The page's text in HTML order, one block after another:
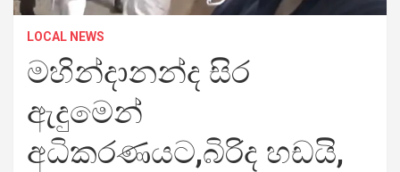
LOCAL NEWS
මහින්දානන්ද සිර
ඇදුමෙන්
අධිකරණයට,බිරිද හඩයි,